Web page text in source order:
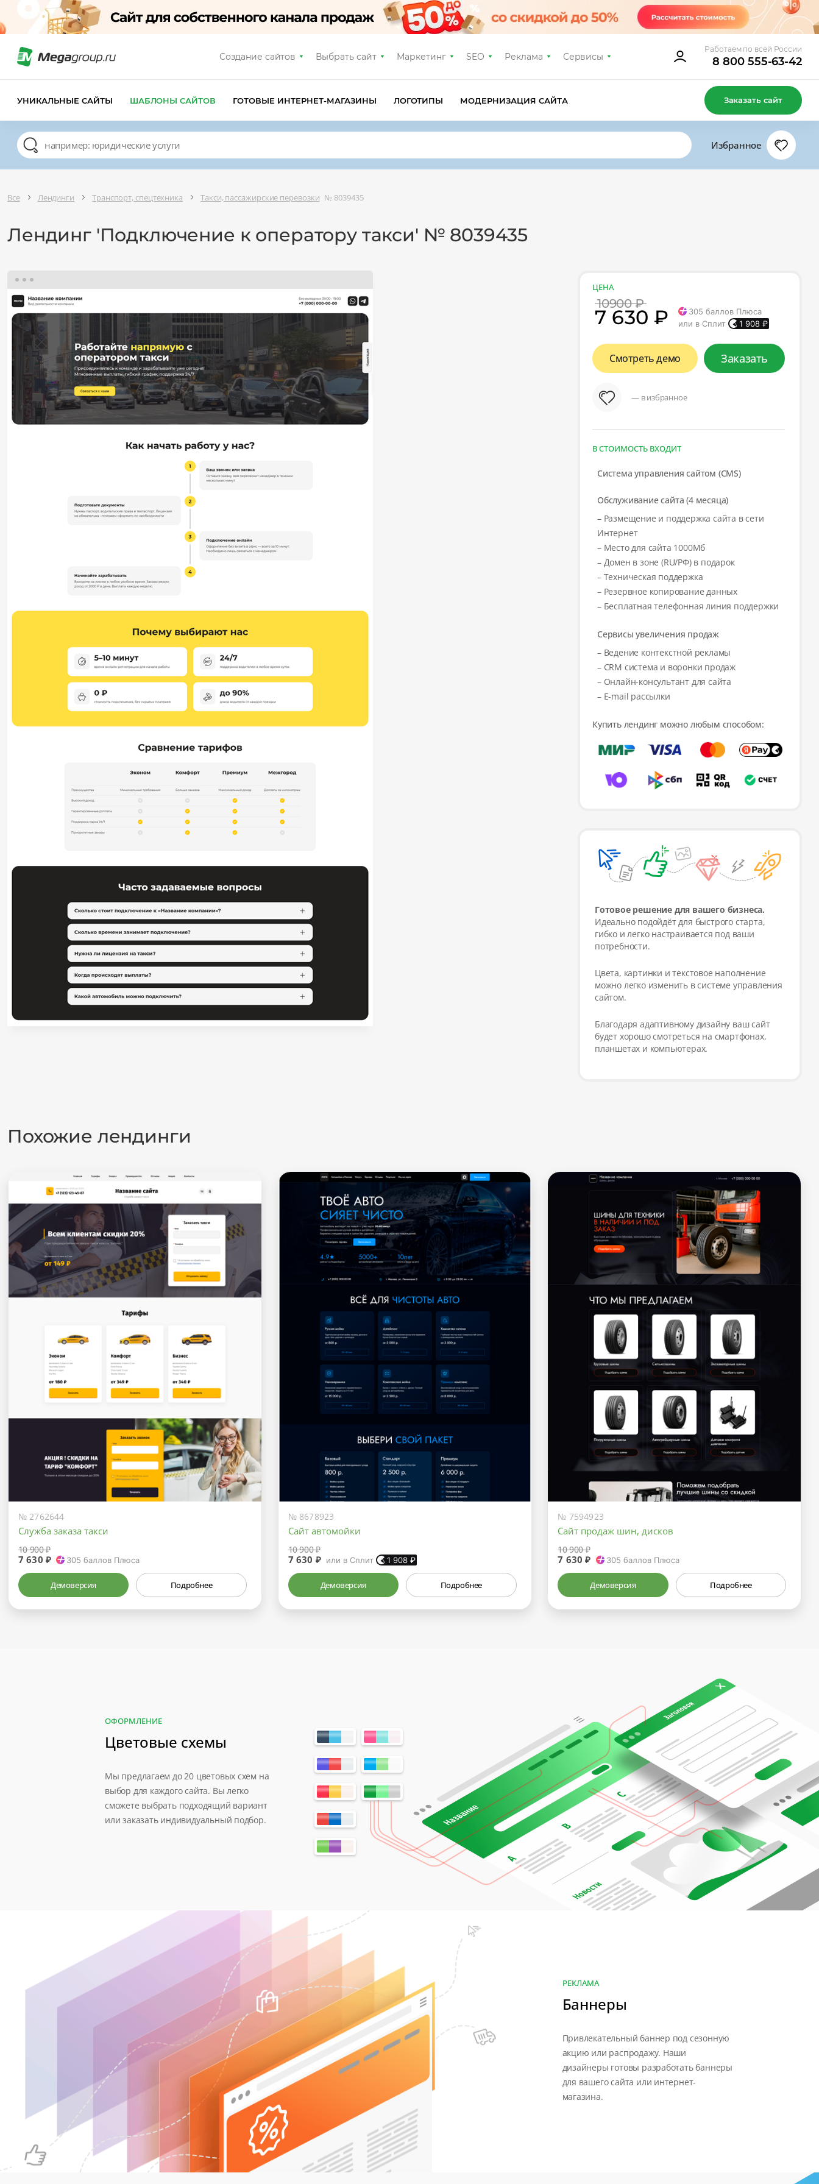
Создание сайтов Выбрать сайт Маркетинг SEO Реклама Сервисы
Работаем по всей России
8 800 555-63-42
УНИКАЛЬНЫЕ САЙТЫ ШАБЛОНЫ САЙТОВ ГОТОВЫЕ ИНТЕРНЕТ-МАГАЗИНЫ ЛОГОТИПЫ МОДЕРНИЗАЦИЯ САЙТА Заказать сайт
Избранное
Все Лендинги Транспорт, спецтехника Такси, пассажирские перевозки № 8039435
Лендинг 'Подключение к оператору такси' № 8039435
ЦЕНА
10900 ₽
7 630 ₽ 305 баллов Плюса
или в Сплит
1 908 ₽
Смотреть демо Заказать
— в избранное
В СТОИМОСТЬ ВХОДИТ
Система управления сайтом (CMS)
Обслуживание сайта (4 месяца)
– Размещение и поддержка сайта в сети
Интернет
– Место для сайта 1000Мб
– Домен в зоне (RU/РФ) в подарок
– Техническая поддержка
– Резервное копирование данных
– Бесплатная телефонная линия поддержки
Сервисы увеличения продаж
– Ведение контекстной рекламы
– CRM система и воронки продаж
– Онлайн-консультант для сайта
– E-mail рассылки
Купить лендинг можно любым способом:
Готовое решение для вашего бизнеса.
Идеально подойдёт для быстрого старта,
гибко и легко настраивается под ваши
потребности.
Цвета, картинки и текстовое наполнение
можно легко изменить в системе управления
сайтом.
Благодаря адаптивному дизайну ваш сайт
будет хорошо смотреться на смартфонах,
планшетах и компьютерах.
Похожие лендинги
№ 2762644
Служба заказа такси
10 900 ₽
7 630 ₽ 305 баллов Плюса
Демоверсия Подробнее
№ 8678923
Сайт автомойки
10 900 ₽
7 630 ₽ или в Сплит 1 908₽
Демоверсия Подробнее
№ 7594923
Сайт продаж шин, дисков
10 900 ₽
7 630 ₽ 305 баллов Плюса
Демоверсия Подробнее
ОФОРМЛЕНИЕ
Цветовые схемы
Мы предлагаем до 20 цветовых схем на
выбор для каждого сайта. Вы легко
сможете выбрать подходящий вариант
или заказать индивидуальный подбор.
РЕКЛАМА
Баннеры
Привлекательный баннер под сезонную
акцию или распродажу. Наши
дизайнеры готовы разработать баннеры
для вашего сайта или интернет-
магазина.